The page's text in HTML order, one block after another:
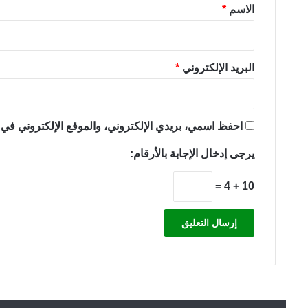
*الاسم *
البريد الإلكتروني *
احفظ اسمي، بريدي الإلكتروني، والموقع الإلكتروني
يرجى إدخال الإجابة بالأرقام:
10 + 4 =